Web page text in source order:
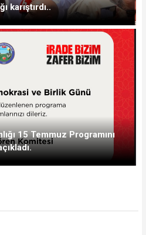
karıştırdı..
15 Temmuz Programını